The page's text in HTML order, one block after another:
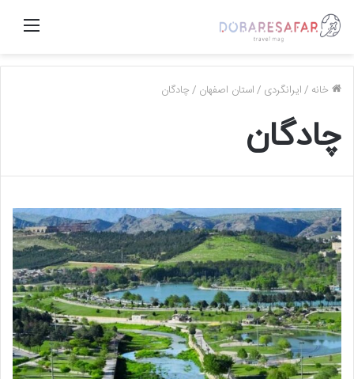
منو
خانه /ایرانگردی /استان اصفهان /چادگان
چادگان